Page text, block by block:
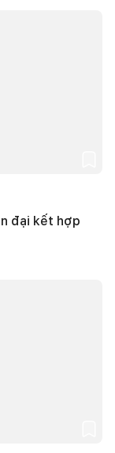
đại kết hợp